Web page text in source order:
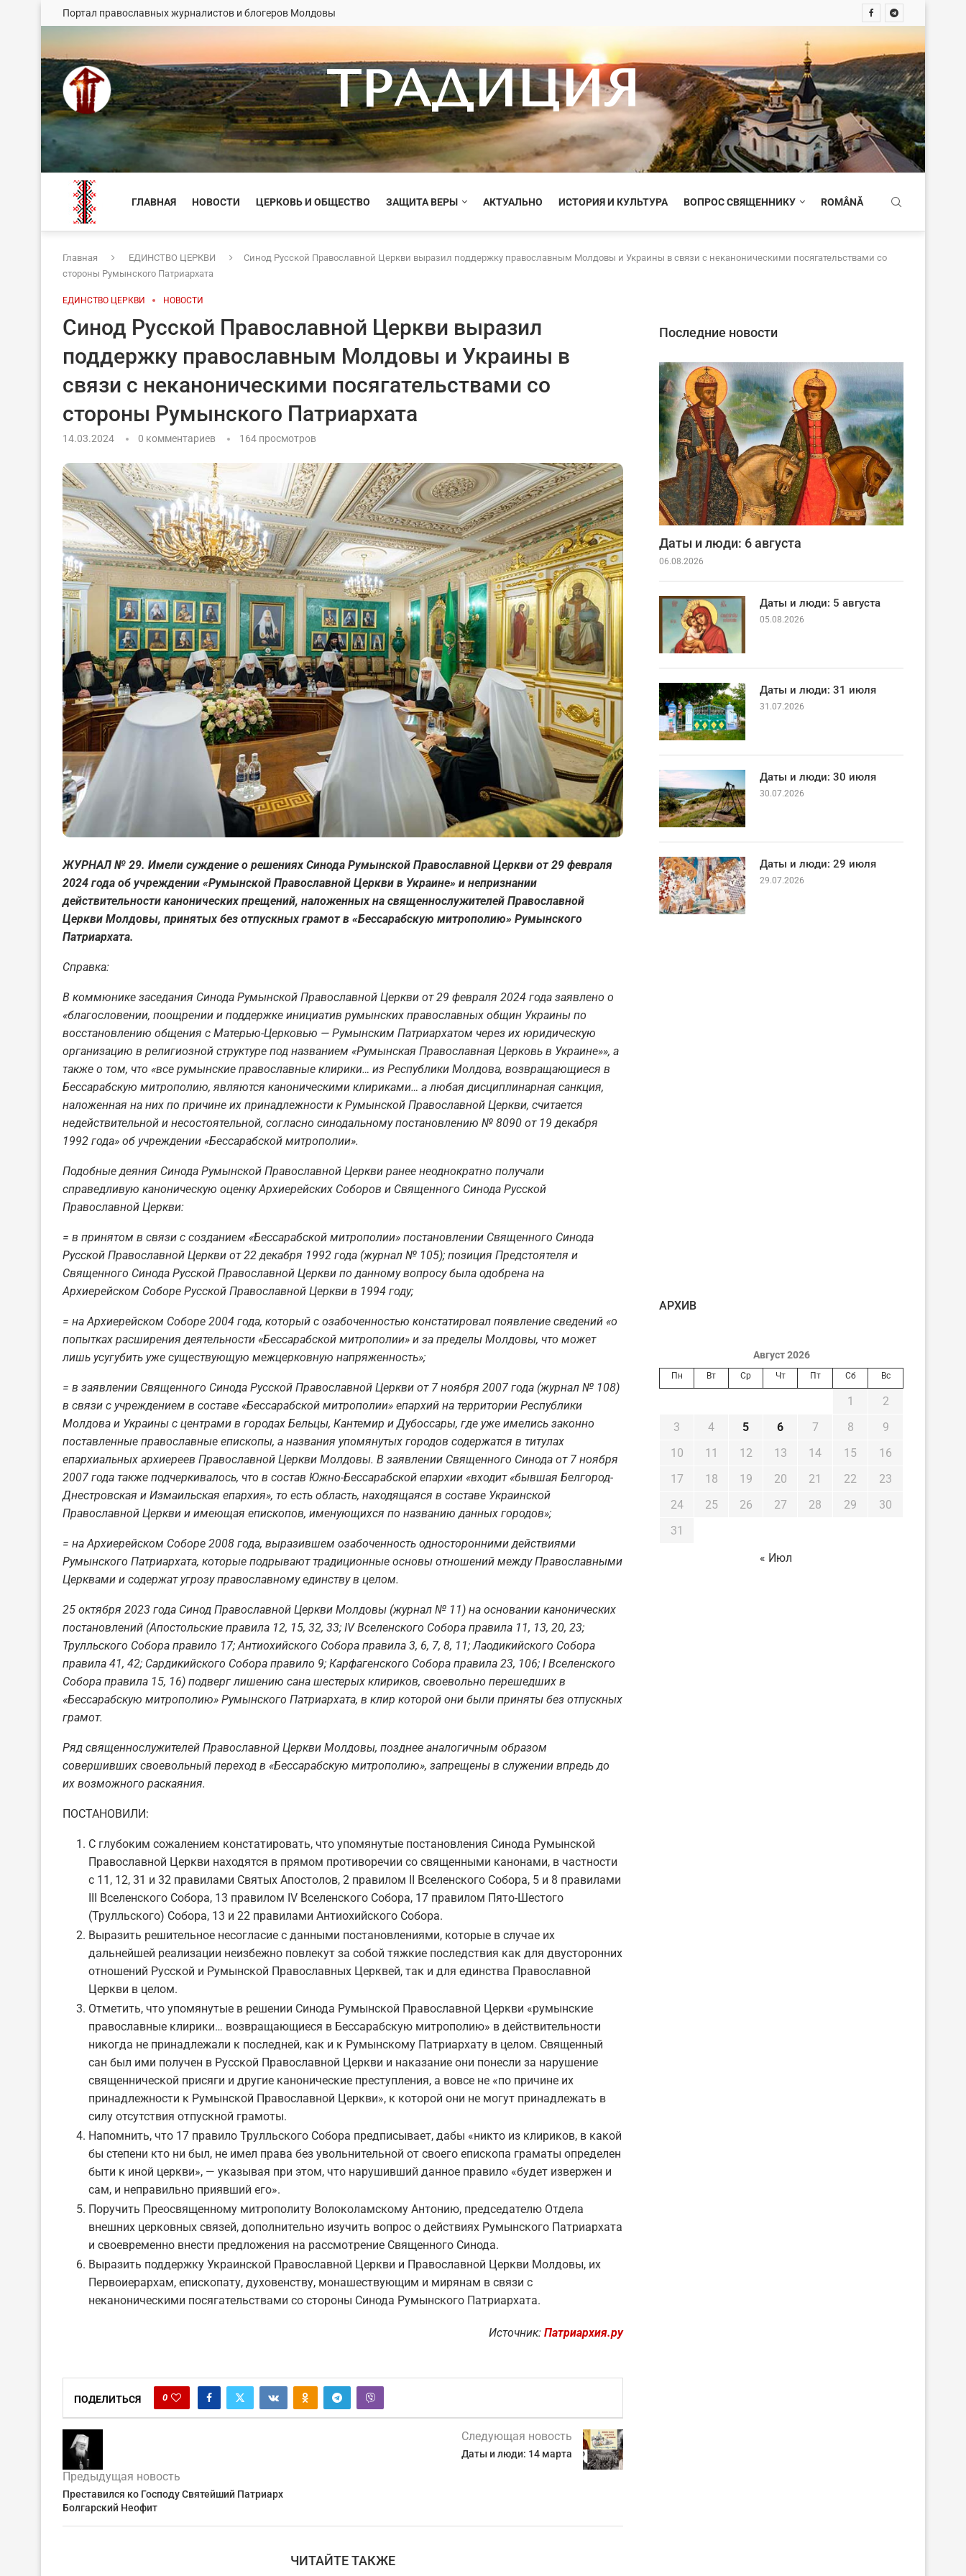
Портал православных журналистов и блогеров Молдовы
ТРАДИЦИЯ
ГЛАВНАЯ НОВОСТИ ЦЕРКОВЬ И ОБЩЕСТВО ЗАЩИТА ВЕРЫ АКТУАЛЬНО ИСТОРИЯ И КУЛЬТУРА ВОПРОС СВЯЩЕННИКУ ROMÂNĂ
Главная ЕДИНСТВО ЦЕРКВИ
Синод Русской Православной Церкви выразил поддержку православным Молдовы и Украины в связи с неканоническими посягательствами со
стороны Румынского Патриархата
ЕДИНСТВО ЦЕРКВИ НОВОСТИ
Синод Русской Православной Церкви выразил
поддержку православным Молдовы и Украины в
связи с неканоническими посягательствами со
стороны Румынского Патриархата
14.03.2024 0 комментариев 164 просмотров
ЖУРНАЛ № 29. Имели суждение о решениях Синода Румынской Православной Церкви от 29 февраля
2024 года об учреждении «Румынской Православной Церкви в Украине» и непризнании
действительности канонических прещений, наложенных на священнослужителей Православной
Церкви Молдовы, принятых без отпускных грамот в «Бессарабскую митрополию» Румынского
Патриархата.
Справка:
В коммюнике заседания Синода Румынской Православной Церкви от 29 февраля 2024 года заявлено о
«благословении, поощрении и поддержке инициатив румынских православных общин Украины по
восстановлению общения с Матерью-Церковью — Румынским Патриархатом через их юридическую
организацию в религиозной структуре под названием «Румынская Православная Церковь в Украине»», а
также о том, что «все румынские православные клирики… из Республики Молдова, возвращающиеся в
Бессарабскую митрополию, являются каноническими клириками… а любая дисциплинарная санкция,
наложенная на них по причине их принадлежности к Румынской Православной Церкви, считается
недействительной и несостоятельной, согласно синодальному постановлению № 8090 от 19 декабря
1992 года» об учреждении «Бессарабской митрополии».
Подобные деяния Синода Румынской Православной Церкви ранее неоднократно получали
справедливую каноническую оценку Архиерейских Соборов и Священного Синода Русской
Православной Церкви:
= в принятом в связи с созданием «Бессарабской митрополии» постановлении Священного Синода
Русской Православной Церкви от 22 декабря 1992 года (журнал № 105); позиция Предстоятеля и
Священного Синода Русской Православной Церкви по данному вопросу была одобрена на
Архиерейском Соборе Русской Православной Церкви в 1994 году;
= на Архиерейском Соборе 2004 года, который с озабоченностью констатировал появление сведений «о
попытках расширения деятельности «Бессарабской митрополии» и за пределы Молдовы, что может
лишь усугубить уже существующую межцерковную напряженность»;
= в заявлении Священного Синода Русской Православной Церкви от 7 ноября 2007 года (журнал № 108)
в связи с учреждением в составе «Бессарабской митрополии» епархий на территории Республики
Молдова и Украины с центрами в городах Бельцы, Кантемир и Дубоссары, где уже имелись законно
поставленные православные епископы, а названия упомянутых городов содержатся в титулах
епархиальных архиереев Православной Церкви Молдовы. В заявлении Священного Синода от 7 ноября
2007 года также подчеркивалось, что в состав Южно-Бессарабской епархии «входит «бывшая Белгород-
Днестровская и Измаильская епархия», то есть область, находящаяся в составе Украинской
Православной Церкви и имеющая епископов, именующихся по названию данных городов»;
= на Архиерейском Соборе 2008 года, выразившем озабоченность односторонними действиями
Румынского Патриархата, которые подрывают традиционные основы отношений между Православными
Церквами и содержат угрозу православному единству в целом.
25 октября 2023 года Синод Православной Церкви Молдовы (журнал № 11) на основании канонических
постановлений (Апостольские правила 12, 15, 32, 33; IV Вселенского Собора правила 11, 13, 20, 23;
Трулльского Собора правило 17; Антиохийского Собора правила 3, 6, 7, 8, 11; Лаодикийского Собора
правила 41, 42; Сардикийского Собора правило 9; Карфагенского Собора правила 23, 106; I Вселенского
Собора правила 15, 16) подверг лишению сана шестерых клириков, своевольно перешедших в
«Бессарабскую митрополию» Румынского Патриархата, в клир которой они были приняты без отпускных
грамот.
Ряд священнослужителей Православной Церкви Молдовы, позднее аналогичным образом
совершивших своевольный переход в «Бессарабскую митрополию», запрещены в служении впредь до
их возможного раскаяния.
ПОСТАНОВИЛИ:
С глубоким сожалением констатировать, что упомянутые постановления Синода Румынской
Православной Церкви находятся в прямом противоречии со священными канонами, в частности
с 11, 12, 31 и 32 правилами Святых Апостолов, 2 правилом II Вселенского Собора, 5 и 8 правилами
III Вселенского Собора, 13 правилом IV Вселенского Собора, 17 правилом Пято-Шестого
(Трулльского) Собора, 13 и 22 правилами Антиохийского Собора.
Выразить решительное несогласие с данными постановлениями, которые в случае их
дальнейшей реализации неизбежно повлекут за собой тяжкие последствия как для двусторонних
отношений Русской и Румынской Православных Церквей, так и для единства Православной
Церкви в целом.
Отметить, что упомянутые в решении Синода Румынской Православной Церкви «румынские
православные клирики… возвращающиеся в Бессарабскую митрополию» в действительности
никогда не принадлежали к последней, как и к Румынскому Патриархату в целом. Священный
сан был ими получен в Русской Православной Церкви и наказание они понесли за нарушение
священнической присяги и другие канонические преступления, а вовсе не «по причине их
принадлежности к Румынской Православной Церкви», к которой они не могут принадлежать в
силу отсутствия отпускной грамоты.
Напомнить, что 17 правило Трулльского Собора предписывает, дабы «никто из клириков, в какой
бы степени кто ни был, не имел права без увольнительной от своего епископа граматы определен
быти к иной церкви», — указывая при этом, что нарушивший данное правило «будет извержен и
сам, и неправильно приявший его».
Поручить Преосвященному митрополиту Волоколамскому Антонию, председателю Отдела
внешних церковных связей, дополнительно изучить вопрос о действиях Румынского Патриархата
и своевременно внести предложения на рассмотрение Священного Синода.
Выразить поддержку Украинской Православной Церкви и Православной Церкви Молдовы, их
Первоиерархам, епископату, духовенству, монашествующим и мирянам в связи с
неканоническими посягательствами со стороны Синода Румынского Патриархата.
Источник: Патриархия.ру
ПОДЕЛИТЬСЯ 0
Предыдущая новость
Преставился ко Господу Святейший Патриарх
Болгарский Неофит
Следующая новость
Даты и люди: 14 марта
ЧИТАЙТЕ ТАКЖЕ
Последние новости
Даты и люди: 6 августа
06.08.2026
Даты и люди: 5 августа
05.08.2026
Даты и люди: 31 июля
31.07.2026
Даты и люди: 30 июля
30.07.2026
Даты и люди: 29 июля
29.07.2026
AРХИВ
Август 2026
Пн Вт Ср Чт Пт Сб Вс
1
2
3
4 5 6 7 8
9
10
11 12 13 14 15
16
17
18 19 20 21 22
23
24
25 26 27 28 29
30
31
« Июл